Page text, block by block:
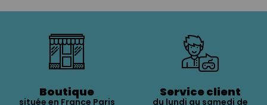
Boutique
située en France Paris
Service client
du lundi au samedi de